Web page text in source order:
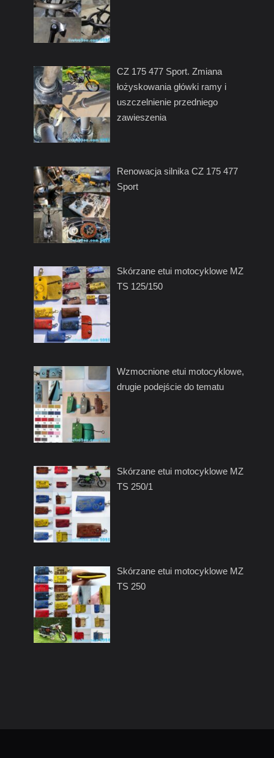
CZ 175 477 Sport. Zmiana
łożyskowania główki ramy i
uszczelnienie przedniego
zawieszenia
Renowacja silnika CZ 175 477
Sport
Skórzane etui motocyklowe MZ
TS 125/150
Wzmocnione etui motocyklowe,
drugie podejście do tematu
Skórzane etui motocyklowe MZ
TS 250/1
Skórzane etui motocyklowe MZ
TS 250